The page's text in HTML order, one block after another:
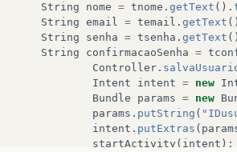
String
nome = tnome . getText ().
String email = temail . getText
String
senha = tsenha . getText
String
confirmacaoSenha =
Controller .
Intent
intent = new
Bundle
params = new
params . putString (
intent . putExtras (
startActivity( intent );